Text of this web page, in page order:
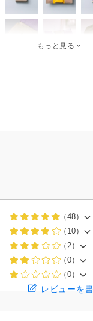
もっと見る
（48）
（10）
（2）
（0）
（0）
レビューを